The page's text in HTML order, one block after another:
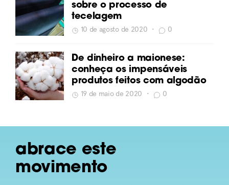
sobre o processo de
tecelagem
10 de agosto de 2020 • 0
De dinheiro a maionese:
conheça os impensáveis
produtos feitos com algodão
19 de maio de 2020 • 0
abrace este
movimento